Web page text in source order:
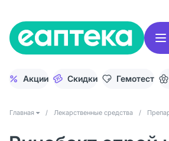
Акции Скидки Гемотест
Главная / Лекарственные средства /